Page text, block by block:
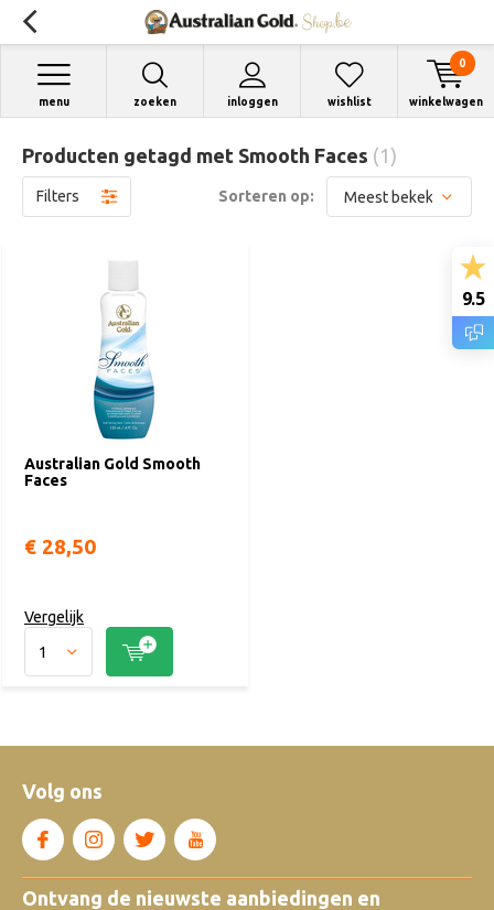
zoeken inloggen
menu wishlist winkelwagen
0
Producten getagd met Smooth Faces (1)
Filters Sorteren op:
Australian Gold Smooth
Faces
€ 28,50
Vergelijk
Volg ons
Ontvang de nieuwste aanbiedingen en
9.5